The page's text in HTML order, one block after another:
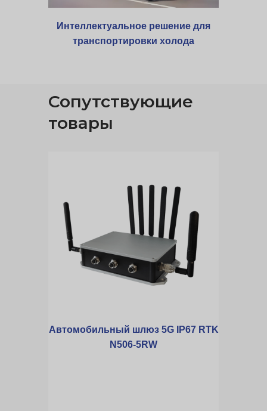
Интеллектуальное решение для
транспортировки холода
Сопутствующие
товары
Автомобильный шлюз 5G IP67 RTK
N506-5RW